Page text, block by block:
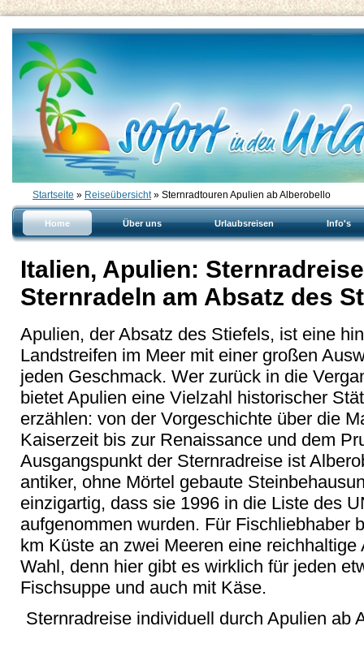
Startseite » Reiseübersicht» Sternradtouren Apulien ab Alberobello
Home Über uns Urlaubsreisen Info's
Italien, Apulien:
Sternradeln am Absatz des
Apulien, der Absatz des Stiefels, ist eine
Landstreifen im Meer mit einer großen
jeden Geschmack. Wer zurück in die
bietet Apulien eine Vielzahl historischer
erzählen: von der Vorgeschichte über die
Kaiserzeit bis zur Renaissance und dem
Ausgangspunkt der Sternradreise ist
antiker, ohne Mörtel gebaute
einzigartig, dass sie 1996 in die Liste des
aufgenommen wurden. Für Fischliebhaber
km Küste an zwei Meeren eine
Wahl, denn hier gibt es wirklich für jeden
Fischsuppe und auch mit Käse.
Sternradreise individuell durch Apulien ab